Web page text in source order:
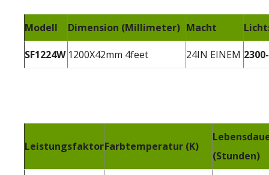
Modell Dimension (Millimeter) Macht
SF1224W 1200X42mm 4feet 24IN EINEM
LeistungsfaktorFarbtemperatur (K)
(Stunden)